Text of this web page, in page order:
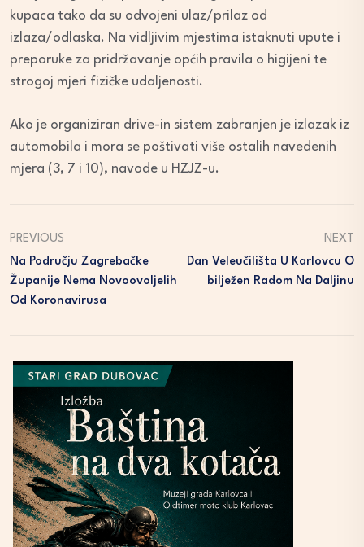
kupaca tako da su odvojeni ulaz/prilaz od
izlaza/odlaska. Na vidljivim mjestima istaknuti upute i
preporuke za pridržavanje općih pravila o higijeni te
strogoj mjeri fizičke udaljenosti.
Ako je organiziran drive-in sistem zabranjen je izlazak iz
automobila i mora se poštivati više ostalih navedenih
mjera (3, 7 i 10), navode u HZJZ-u.
PREVIOUS
Na Području Zagrebačke
Županije Nema Novoovoljelih
Od Koronavirusa
NEXT
Dan Veleučilišta U Karlovcu O
Bilježen Radom Na Daljinu